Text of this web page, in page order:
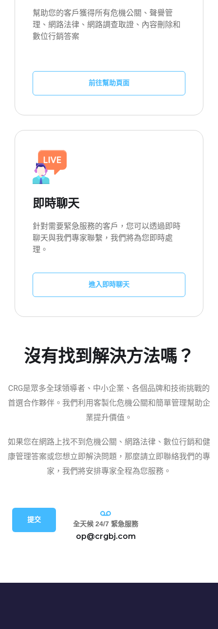
幫助您的客戶獲得所有危機公關、聲譽管
理、網路法律、網路調查取證、內容刪除和
數位行銷答案
前往幫助頁面
即時聊天
針對需要緊急服務的客戶，您可以透過即時
聊天與我們專家聯繫，我們將為您即時處
理。
進入即時聊天
沒有找到解決方法嗎？
CRG是眾多全球領導者、中小企業、各個品牌和技術挑戰的
首選合作夥伴。我們利用客製化危機公關和簡單管理幫助企
業提升價值。
如果您在網路上找不到危機公關、網路法律、數位行銷和健
康管理答案或您想立即解決問題，那麼請立即聯絡我們的專
家，我們將安排專家全程為您服務。
提交 全天候 24/7 緊急服務
op@crgbj.com